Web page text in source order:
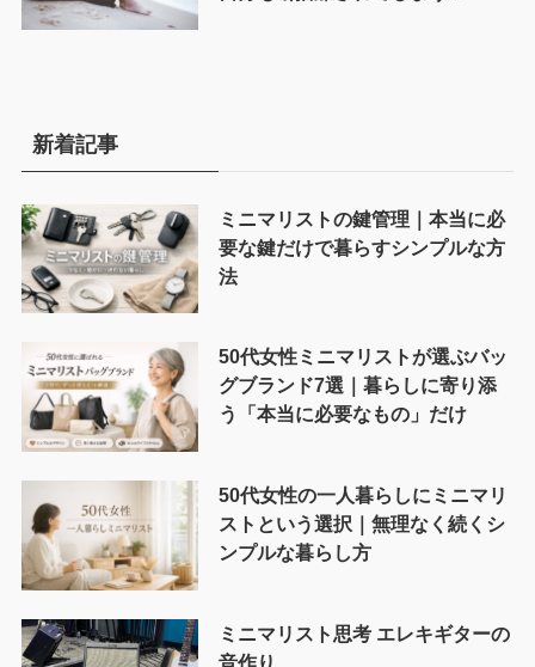
新着記事
ミニマリストの鍵管理｜本当に必
要な鍵だけで暮らすシンプルな方
法
50代女性ミニマリストが選ぶバッ
グブランド7選｜暮らしに寄り添
う「本当に必要なもの」だけ
50代女性の一人暮らしにミニマリ
ストという選択｜無理なく続くシ
ンプルな暮らし方
ミニマリスト思考 エレキギターの
音作り